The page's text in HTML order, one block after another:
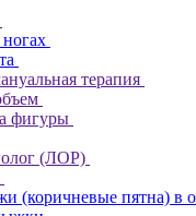
терапия
фигуры
(ЛОР)
(коричневые пятна) в